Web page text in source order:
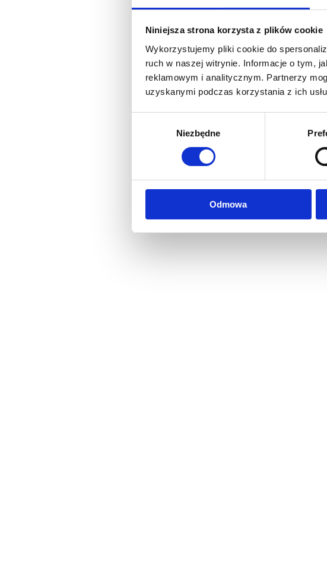
Niniejsza strona korzysta z plików cookie
Wykorzystujemy pliki cookie do
ruch w naszej witrynie. Informacje o tym,
reklamowym i analitycznym. Partnerzy
uzyskanymi podczas korzystania z ich
Niezbędne
Odmowa